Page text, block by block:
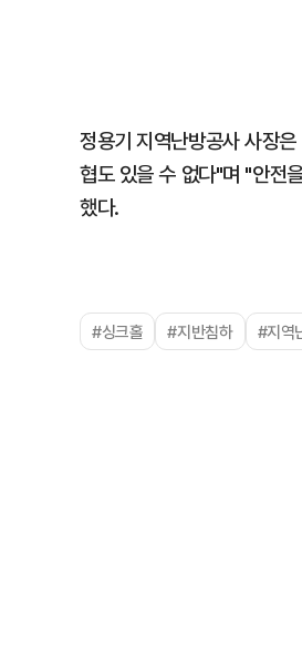
정용기 지역난방공사 사장
협도 있을 수 없다"며 "안전
했다.
#싱크홀 #지반침하 #지역